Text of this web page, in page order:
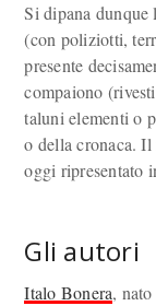
Si dipana
(con poliziotti,
presente
compaiono
taluni elementi o
o della cronaca.
oggi ripresentato
Gli autori
Italo Bonera,